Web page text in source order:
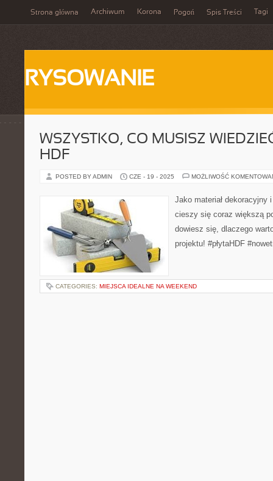
Strona główna Archiwum Korona Pogoń Spis Treści Tagi
RYSOWANIE
WSZYSTKO, CO MUSISZ
HDF
POSTED BY ADMIN CZE - 19 - 2025 MOŻLIWOŚĆ
Jako materiał dekoracyjny
cieszy się coraz większą
dowiesz się, dlaczego
projektu! #płytaHDF
CATEGORIES: MIEJSCA IDEALNE NA WEEKEND